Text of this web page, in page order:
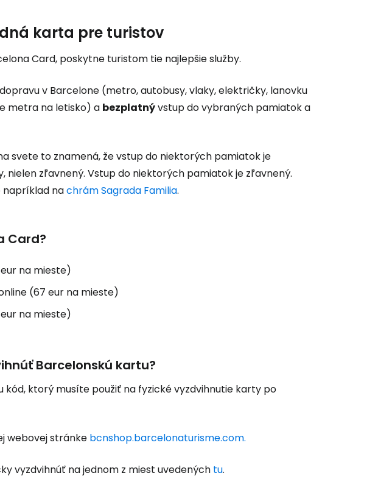
karta pre turistov
Card, poskytne turistom tie najlepšie služby.
v Barcelone (metro, autobusy, vlaky, električky, lanovku
metra na letisko) a bezplatnývstup do vybraných pamiatok a
svete to znamená, že vstup do niektorých pamiatok je
nielen zľavnený. Vstup do niektorých pamiatok je zľavnený.
napríklad nachrám Sagrada Familia.
Card?
na mieste)
(67 eur na mieste)
na mieste)
Barcelonskú kartu?
kód, ktorý musíte použiť na fyzické vyzdvihnutie karty po
webovej stránke bcnshop.barcelonaturisme.com.
vyzdvihnúť na jednom z miest uvedených tu.